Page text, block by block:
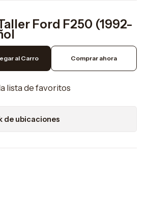
Ford F250 (1992-
al Carro Comprar ahora
lista de favoritos
de ubicaciones